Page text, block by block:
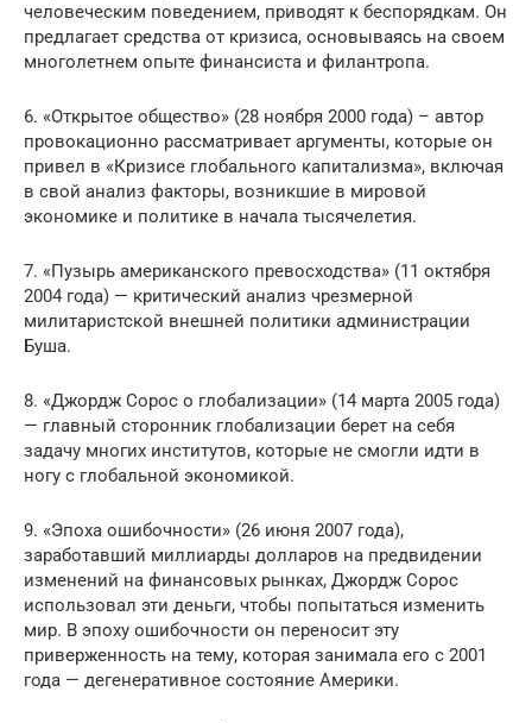
человеческим поведением, приводят к беспорядкам. Он
предлагает средства от кризиса, основываясь на своем
многолетнем опыте финансиста и филантропа.
6. «Открытое общество» (28 ноября 2000 года) – автор
провокационно рассматривает аргументы, которые он
привел в «Кризисе глобального капитализма», включая
в свой анализ факторы, возникшие в мировой
экономике и политике в начала тысячелетия.
7. «Пузырь американского превосходства» (11 октября
2004 года) — критический анализ чрезмерной
милитаристской внешней политики администрации
Буша.
8. «Джордж Сорос о глобализации» (14 марта 2005 года)
— главный сторонник глобализации берет на себя
задачу многих институтов, которые не смогли идти в
ногу с глобальной экономикой.
9. «Эпоха ошибочности» (26 июня 2007 года),
заработавший миллиарды долларов на предвидении
изменений на финансовых рынках, Джордж Сорос
использовал эти деньги, чтобы попытаться изменить
мир. В эпоху ошибочности он переносит эту
приверженность на тему, которая занимала его с 2001
года — дегенеративное состояние Америки.